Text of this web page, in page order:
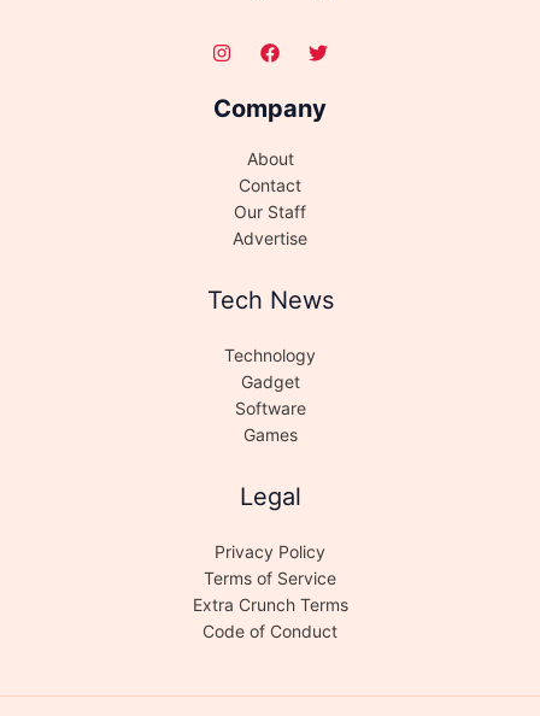
Company
About
Contact
Our Staff
Advertise
Tech News
Technology
Gadget
Software
Games
Legal
Privacy Policy
Terms of Service
Extra Crunch Terms
Code of Conduct